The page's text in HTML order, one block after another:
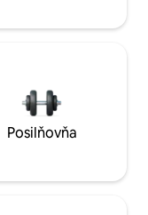
Posilňovňa